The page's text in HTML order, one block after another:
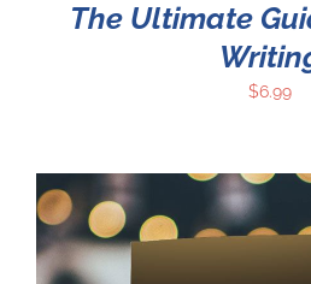
The Ultimate
$6.99